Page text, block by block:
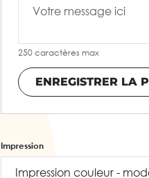
250 caractères max
ENREGISTRER LA
Impression